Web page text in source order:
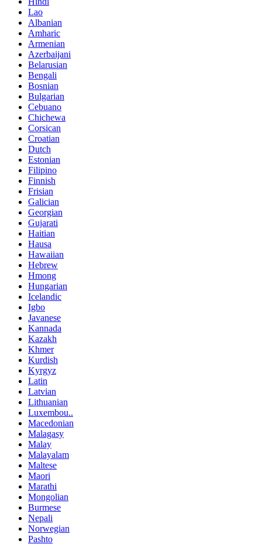
Lao
Albanian
Amharic
Armenian
Azerbaijani
Belarusian
Bengali
Bosnian
Bulgarian
Cebuano
Chichewa
Corsican
Croatian
Dutch
Estonian
Filipino
Finnish
Frisian
Galician
Georgian
Gujarati
Haitian
Hausa
Hawaiian
Hebrew
Hmong
Hungarian
Icelandic
Igbo
Javanese
Kannada
Kazakh
Khmer
Kurdish
Kyrgyz
Latin
Latvian
Lithuanian
Luxembou..
Macedonian
Malagasy
Malay
Malayalam
Maltese
Maori
Marathi
Mongolian
Burmese
Nepali
Norwegian
Pashto